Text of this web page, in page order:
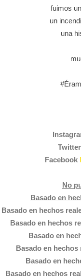
fuimos
un
una
Twitter
Facebook
No
Basado en
Basado en hechos
Basado en hechos
Basado en
Basado en hechos
Basado en
Basado en hechos